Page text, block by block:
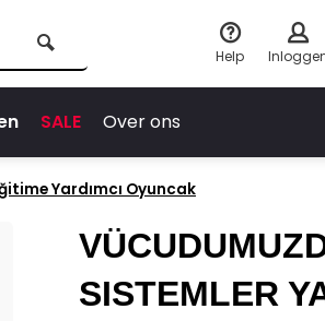
Help
SALE Over ons
Yardımcı Oyuncak
SISTEMLER